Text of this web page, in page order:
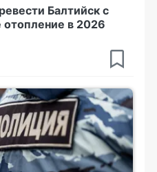
Балтийск с
отопление в 2026